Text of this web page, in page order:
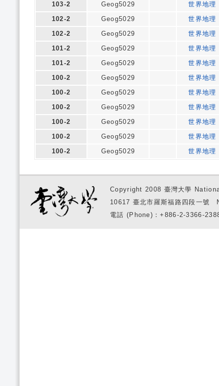
103-2
Geog5029
世界地理
102-2
Geog5029
世界地理
102-2
Geog5029
世界地理
101-2
Geog5029
世界地理
101-2
Geog5029
世界地理
100-2
Geog5029
世界地理
100-2
Geog5029
世界地理
100-2
Geog5029
世界地理
100-2
Geog5029
世界地理
100-2
Geog5029
世界地理
100-2
Geog5029 世界地理
Copyright 2008 臺灣大學
10617 臺北市羅斯福路四段一
電話 (Phone)：+886-2-3366-